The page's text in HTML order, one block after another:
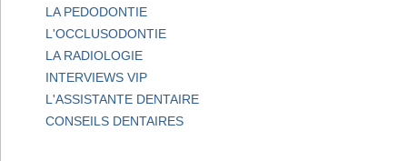
LA PEDODONTIE
L'OCCLUSODONTIE
LA RADIOLOGIE
INTERVIEWS VIP
L'ASSISTANTE DENTAIRE
CONSEILS DENTAIRES